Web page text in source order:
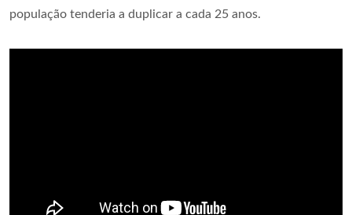
população tenderia a duplicar a cada 25 anos.